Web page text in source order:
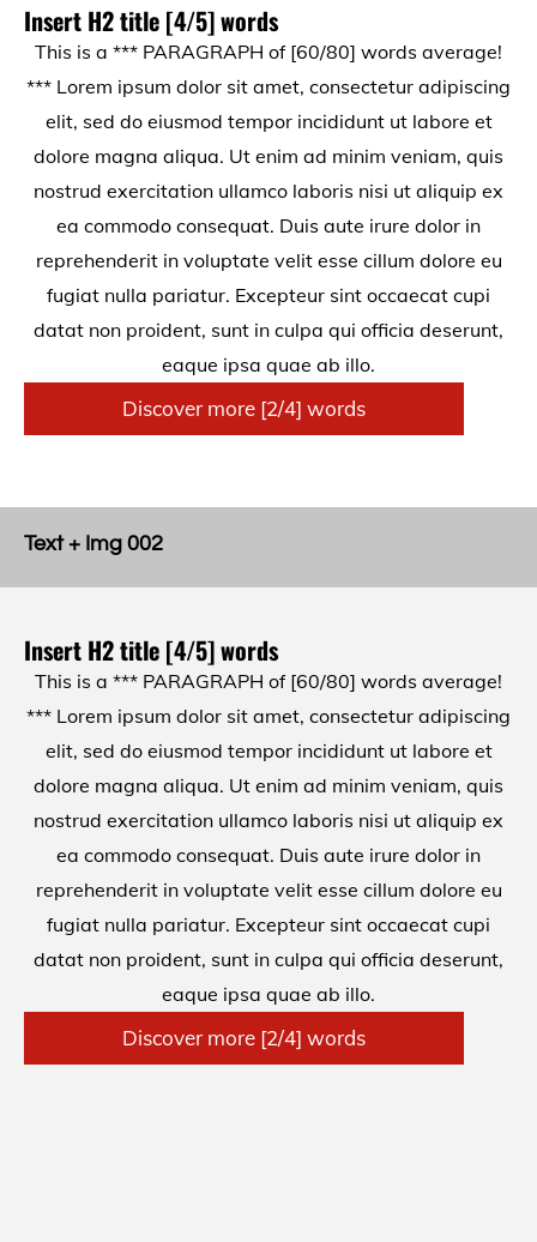
Insert H2 title [4/5] words
This is a *** PARAGRAPH of [60/80] words average!
*** Lorem ipsum dolor sit amet, consectetur adipiscing
elit, sed do eiusmod tempor incididunt ut labore et
dolore magna aliqua. Ut enim ad minim veniam, quis
nostrud exercitation ullamco laboris nisi ut aliquip ex
ea commodo consequat. Duis aute irure dolor in
reprehenderit in voluptate velit esse cillum dolore eu
fugiat nulla pariatur. Excepteur sint occaecat cupi
datat non proident, sunt in culpa qui officia deserunt,
eaque ipsa quae ab illo.
Discover more [2/4] words
Text + Img 002
Insert H2 title [4/5] words
This is a *** PARAGRAPH of [60/80] words average!
*** Lorem ipsum dolor sit amet, consectetur adipiscing
elit, sed do eiusmod tempor incididunt ut labore et
dolore magna aliqua. Ut enim ad minim veniam, quis
nostrud exercitation ullamco laboris nisi ut aliquip ex
ea commodo consequat. Duis aute irure dolor in
reprehenderit in voluptate velit esse cillum dolore eu
fugiat nulla pariatur. Excepteur sint occaecat cupi
datat non proident, sunt in culpa qui officia deserunt,
eaque ipsa quae ab illo.
Discover more [2/4] words